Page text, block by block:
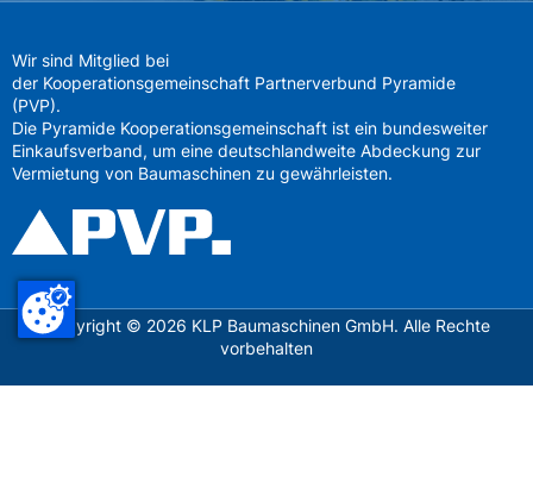
Wir sind Mitglied bei
der Kooperationsgemeinschaft Partnerverbund Pyramide
(PVP).
Die Pyramide Kooperationsgemeinschaft ist ein bundesweiter
Einkaufsverband, um eine deutschlandweite Abdeckung zur
Vermietung von Baumaschinen zu gewährleisten.
Copyright © 2026 KLP Baumaschinen GmbH. Alle Rechte
vorbehalten